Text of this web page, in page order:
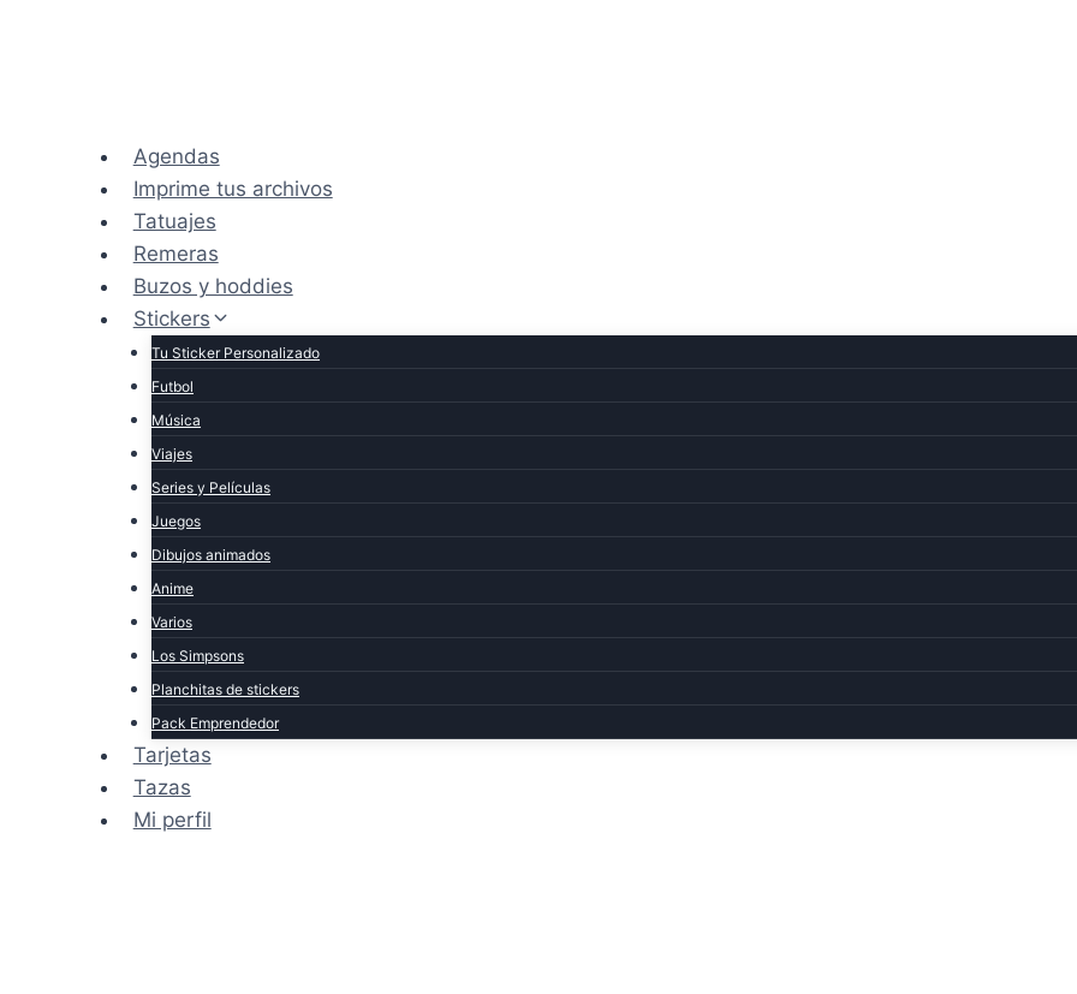
Agendas
Imprime tus archivos
Tatuajes
Remeras
Buzos y hoddies
Stickers
Tu Sticker Personalizado
Futbol
Música
Viajes
Series y Películas
Juegos
Dibujos animados
Anime
Varios
Los Simpsons
Planchitas de stickers
Pack Emprendedor
Tarjetas
Tazas
Mi perfil